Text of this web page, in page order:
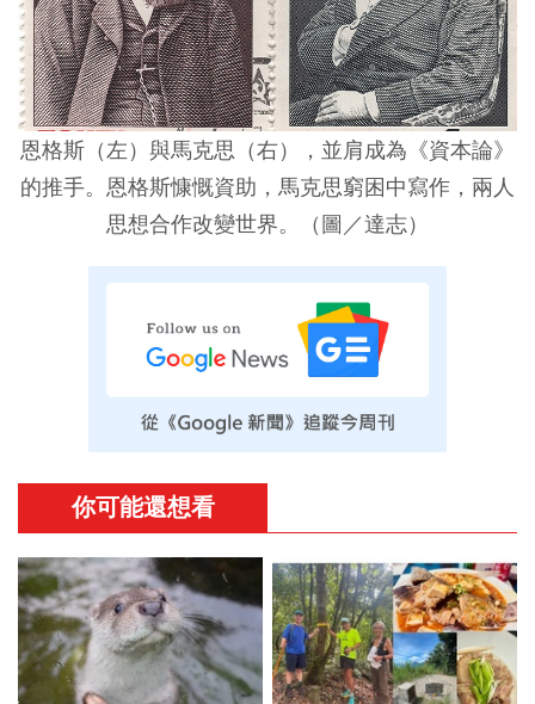
恩格斯（左）與馬克思（右），並肩成為《資本論》
的推手。恩格斯慷慨資助，馬克思窮困中寫作，兩人
思想合作改變世界。（圖／達志）